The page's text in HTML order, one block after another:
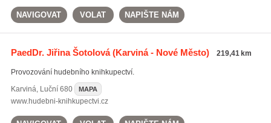
NAVIGOVAT VOLAT NAPIŠTE NÁM
PaedDr. Jiřina Šotolová(Karviná - Nové Město) 219,41 km
Provozování hudebního knihkupectví.
Karviná, Luční 680 MAPA
www.hudebni-knihkupectvi.cz